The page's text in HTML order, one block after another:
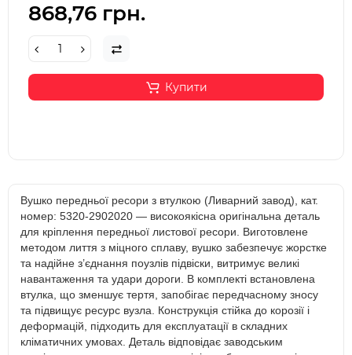
868,76 грн.
Купити
Вушко передньої ресори з втулкою (Ливарний завод), кат.
номер: 5320-2902020 — високоякісна оригінальна деталь
для кріплення передньої листової ресори. Виготовлене
методом лиття з міцного сплаву, вушко забезпечує жорстке
та надійне з’єднання поузлів підвіски, витримує великі
навантаження та удари дороги. В комплекті встановлена
втулка, що зменшує тертя, запобігає передчасному зносу
та підвищує ресурс вузла. Конструкція стійка до корозії і
деформацій, підходить для експлуатації в складних
кліматичних умовах. Деталь відповідає заводським